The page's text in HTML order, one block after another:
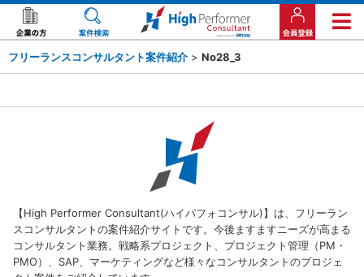
フリーランスコンサルタント案件紹介 > No28_3
【High Performer Consultant(ハイパフォコンサル)】は、フリーラン
スコンサルタントの案件紹介サイトです。今後ますますニーズが高まる
コンサルタント業務。戦略系プロジェクト、プロジェクト管理（PM・
PMO）、SAP、マーケティングなど様々なコンサルタントのプロジェ